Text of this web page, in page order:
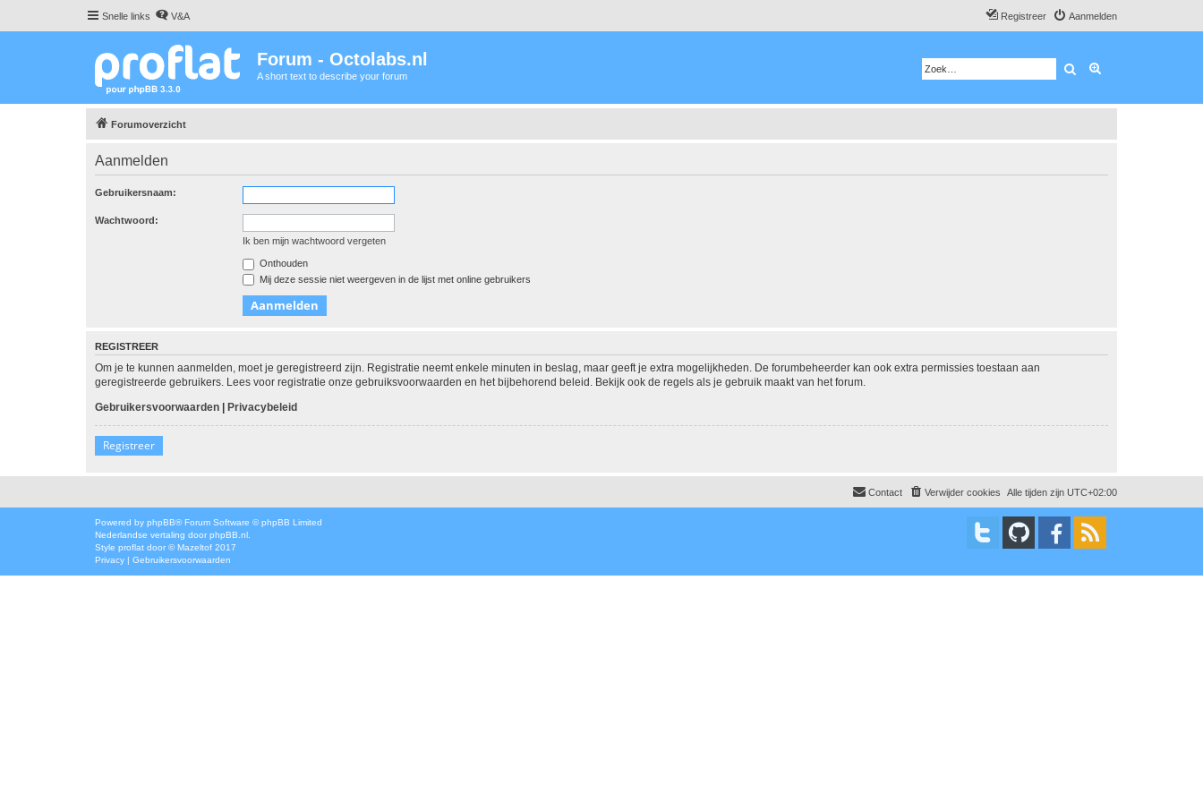
Snelle links V&A Aanmelden
Registreer
Forum - Octolabs.nl
A short text to describe your forum Zoek
Forumoverzicht
Aanmelden
Gebruikersnaam:
Wachtwoord:
Ik ben mijn wachtwoord vergeten
Onthouden
Mij deze sessie niet weergeven in de lijst met online gebruikers
REGISTREER
Om je te kunnen aanmelden, moet je geregistreerd zijn. Registratie neemt enkele minuten in beslag, maar geeft je extra mogelijkheden. De forumbeheerder kan ook extra permissies toestaan aan
geregistreerde gebruikers. Lees voor registratie onze gebruiksvoorwaarden en het bijbehorend beleid. Bekijk ook de regels als je gebruik maakt van het forum.
Gebruikersvoorwaarden | Privacybeleid
Registreer
Alle tijden zijn UTC+02:00
Verwijder cookies
Contact
Powered by phpBB® Forum Software © phpBB Limited
Nederlandse vertaling door phpBB.nl
Style proflat door ©Mazeltof 2017
Privacy | Gebruikersvoorwaarden